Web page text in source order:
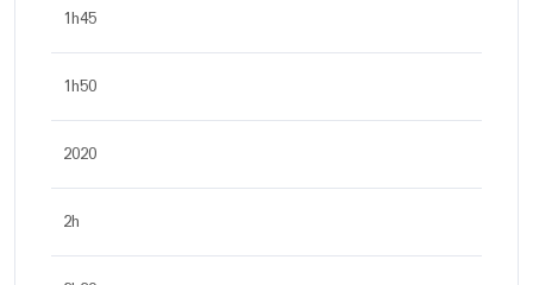
1h45
1h50
2020
2h